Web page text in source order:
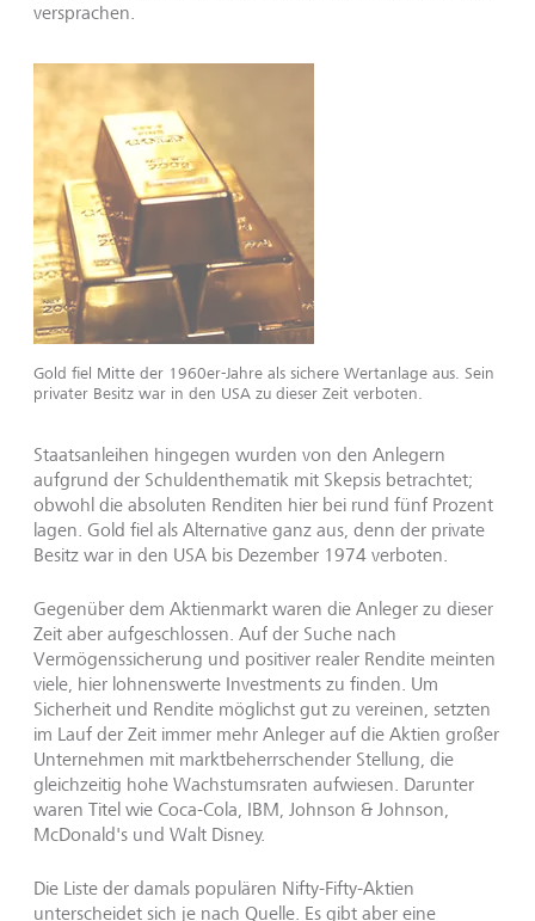
versprachen.
Gold fiel Mitte der 1960er-Jahre als sichere Wertanlage aus. Sein
privater Besitz war in den USA zu dieser Zeit verboten.
Staatsanleihen hingegen wurden von den Anlegern
aufgrund der Schuldenthematik mit Skepsis betrachtet;
obwohl die absoluten Renditen hier bei rund fünf Prozent
lagen. Gold fiel als Alternative ganz aus, denn der private
Besitz war in den USA bis Dezember 1974 verboten.
Gegenüber dem Aktienmarkt waren die Anleger zu dieser
Zeit aber aufgeschlossen. Auf der Suche nach
Vermögenssicherung und positiver realer Rendite meinten
viele, hier lohnenswerte Investments zu finden. Um
Sicherheit und Rendite möglichst gut zu vereinen, setzten
im Lauf der Zeit immer mehr Anleger auf die Aktien großer
Unternehmen mit marktbeherrschender Stellung, die
gleichzeitig hohe Wachstumsraten aufwiesen. Darunter
waren Titel wie Coca-Cola, IBM, Johnson & Johnson,
McDonald's und Walt Disney.
Die Liste der damals populären Nifty-Fifty-Aktien
unterscheidet sich je nach Quelle. Es gibt aber eine